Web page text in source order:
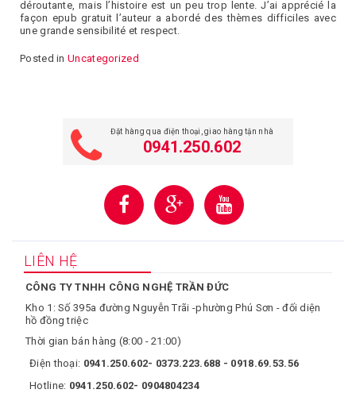
déroutante, mais l’histoire est un peu trop lente. J’ai apprécié la
façon epub gratuit l’auteur a abordé des thèmes difficiles avec
une grande sensibilité et respect.
Posted in Uncategorized
Đặt hàng qua điện thoại, giao hàng tận nhà
0941.250.602
LIÊN HỆ
CÔNG TY TNHH CÔNG NGHỆ TRẦN ĐỨC
Kho 1: Số 395a đường Nguyễn Trãi -phường Phú Sơn - đối diện
hồ đồng triệc
Thời gian bán hàng (8:00 - 21:00)
Điện thoại: 0941.250.602- 0373.223.688 - 0918.69.53.56
Hotline: 0941.250.602- 0904804234